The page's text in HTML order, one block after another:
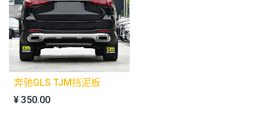
奔驰GLS TJM挡泥板
¥ 350.00